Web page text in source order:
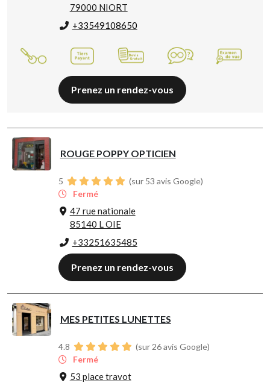
79000 NIORT
+33549108650
Prenez un rendez-vous
ROUGE POPPY OPTICIEN
5
(sur 53 avis Google)
Fermé
47 rue nationale
85140 L OIE
+33251635485
Prenez un rendez-vous
MES PETITES LUNETTES
4.8
(sur 26 avis Google)
Fermé
53 place travot